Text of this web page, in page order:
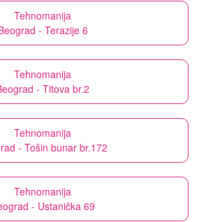
Tehnomanija
- Terazije 6
Tehnomanija
- Titova br.2
Tehnomanija
- Tošin bunar br.172
Tehnomanija
- Ustanička 69